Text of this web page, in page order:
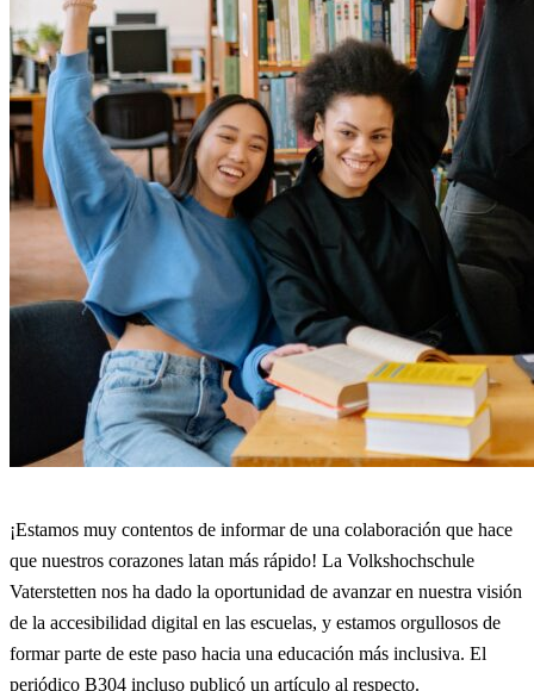
¡Estamos muy contentos de informar de una colaboración que hace
que nuestros corazones latan más rápido! La Volkshochschule
Vaterstetten nos ha dado la oportunidad de avanzar en nuestra visión
de la accesibilidad digital en las escuelas, y estamos orgullosos de
formar parte de este paso hacia una educación más inclusiva. El
periódico B304 incluso publicó un artículo al respecto.